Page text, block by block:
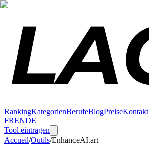
RankingKategorienBerufeBlogPreiseKontakt
FRENDE
Tool eintragen
Accueil/Outils/EnhanceAI.art